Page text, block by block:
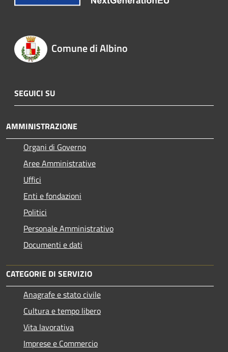
Comune di Albino
SEGUICI SU
AMMINISTRAZIONE
Organi di Governo
Aree Amministrative
Uffici
Enti e fondazioni
Politici
Personale Amministrativo
Documenti e dati
CATEGORIE DI SERVIZIO
Anagrafe e stato civile
Cultura e tempo libero
Vita lavorativa
Imprese e Commercio